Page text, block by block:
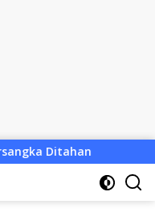
Pemkab KLU